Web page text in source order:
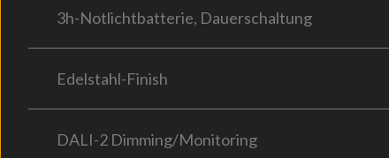
3h-Notlichtbatterie, Dauerschaltung
Edelstahl-Finish
DALI-2 Dimming/Monitoring